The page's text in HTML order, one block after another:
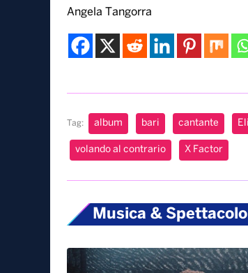
Angela Tangorra
Tag: album bari cantante
volando al contrario X Factor
Musica & Spettacolo